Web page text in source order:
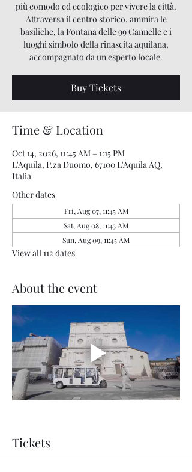
più comodo ed ecologico per vivere la città.
Attraversa il centro storico, ammira le
basiliche, la Fontana delle 99 Cannelle e i
luoghi simbolo della rinascita aquilana,
accompagnato da un esperto locale.
Buy Tickets
Time & Location
Oct 14, 2026, 11:45 AM – 1:15 PM
L'Aquila, P.za Duomo, 67100 L'Aquila AQ,
Italia
Other dates
Fri, Aug 07, 11:45 AM
Sat, Aug 08, 11:45 AM
Sun, Aug 09, 11:45 AM
View all 112 dates
About the event
Tickets